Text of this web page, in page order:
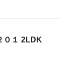
０１ 2LDK